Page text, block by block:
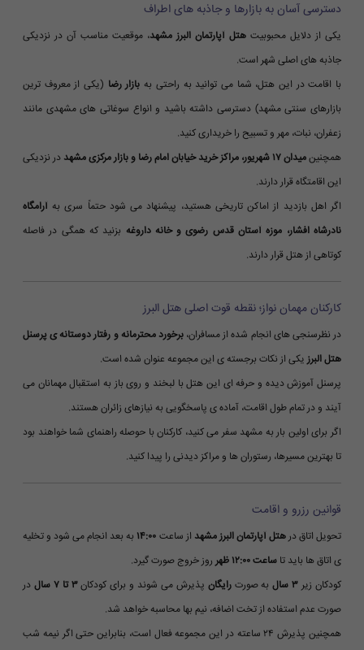
دسترسی آسان به بازارها و جاذبه های اطراف
یکی از دلایل محبوبیت هتل آپارتمان البرز مشهد، موقعیت مناسب آن در نزدیکی
جاذبه های اصلی شهر است.
با اقامت در این هتل، شما می توانید به راحتی به بازار رضا (یکی از معروف ترین
بازارهای سنتی مشهد) دسترسی داشته باشید و انواع سوغاتی های مشهدی مانند
زعفران، نبات، مهر و تسبیح را خریداری کنید.
همچنینمیدان ۱۷ شهریور، مراکز خرید خیابان امام رضا و بازار مرکزی مشهد
در نزدیکی
این اقامتگاه قرار دارند.
اگر اهل بازدید از اماکن تاریخی هستید، پیشنهاد می شود حتماً سری به آرامگاه
نادرشاه افشار، موزه آستان قدس رضوی و خانه داروغه بزنید که همگی در فاصله
کوتاهی از هتل قرار دارند.
کارکنان مهمان نواز؛ نقطه قوت اصلی هتل البرز
در نظرسنجی های انجام شده از مسافران،برخورد محترمانه و رفتار دوستانه ی پرسنل
هتل البرزیکی از نکات برجسته ی این مجموعه عنوان شده است.
پرسنل آموزش دیده و حرفه ای این هتل با لبخند و روی باز به استقبال مهمانان می
آیند و در تمام طول اقامت، آماده ی پاسخگویی به نیازهای زائران هستند.
اگر برای اولین بار به مشهد سفر می کنید، کارکنان با حوصله راهنمای شما خواهند بود
تا بهترین مسیرها، رستوران ها و مراکز دیدنی را پیدا کنید.
قوانین رزرو و اقامت
تحویل اتاق درهتل آپارتمان البرز مشهد از ساعت ۱۴:۰۰ به بعد انجام می شود و تخلیه
ی اتاق ها باید تا ساعت ۱۲:۰۰ ظهر
روز خروج صورت گیرد.
کودکان زیر ۳ سال به صورترایگان پذیرش می شوند و برای کودکان۳ تا ۷ سال
در
صورت عدم استفاده از تخت اضافه، نیم بها محاسبه خواهد شد.
همچنین پذیرش ۲۴ ساعته در این مجموعه فعال است، بنابراین حتی اگر نیمه شب